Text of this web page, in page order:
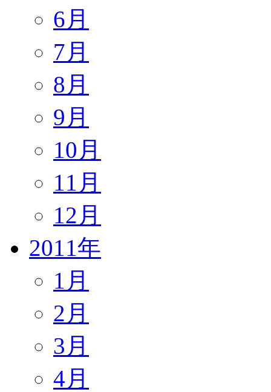
6月
7月
8月
9月
10月
11月
12月
2011年
1月
2月
3月
4月